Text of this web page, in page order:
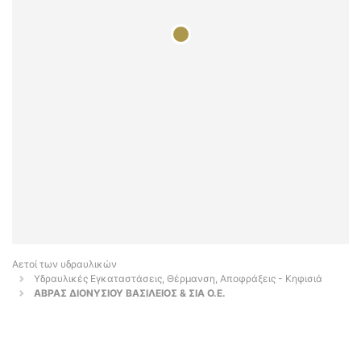
Αετοί των υδραυλικών
Υδραυλικές Εγκαταστάσεις, Θέρμανση, Αποφράξεις - Κηφισιά
ΑΒΡΑΣ ΔΙΟΝΥΣΙΟΥ ΒΑΣΙΛΕΙΟΣ & ΣΙΑ Ο.Ε.